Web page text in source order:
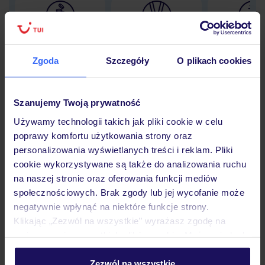
Zgoda Szczegóły O plikach cookies
Szanujemy Twoją prywatność
Używamy technologii takich jak pliki cookie w celu
poprawy komfortu użytkowania strony oraz
personalizowania wyświetlanych treści i reklam. Pliki
cookie wykorzystywane są także do analizowania ruchu
na naszej stronie oraz oferowania funkcji mediów
społecznościowych. Brak zgody lub jej wycofanie może
negatywnie wpłynąć na niektóre funkcje strony.
Klikając „Zezwól na wszystkie” wyrażasz zgodę na
personalizować swój wybór wchodząc w zakładkę
Lider niskich cen
podróży w Polsce
30 lat w
Hotel
Pokoje
Wyżywienie